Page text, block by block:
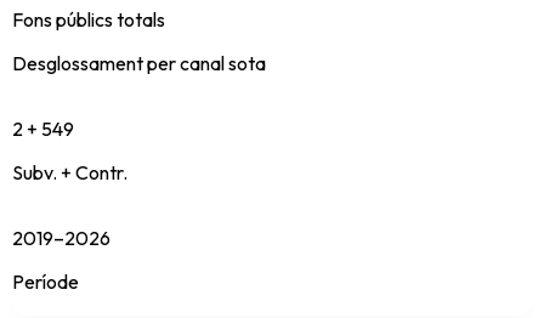
Fons públics totals
Desglossament per canal sota
2 + 549
Subv. + Contr.
2019–2026
Període